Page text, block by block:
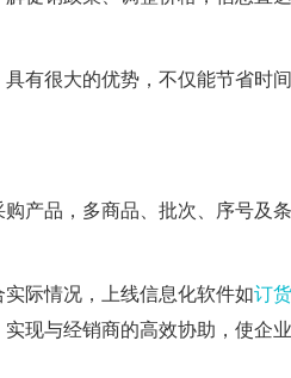
有很大的优势，不仅能节省时
购产品，多商品、批次、序号及
际情况，上线信息化软件如订
实现与经销商的高效协助，使企